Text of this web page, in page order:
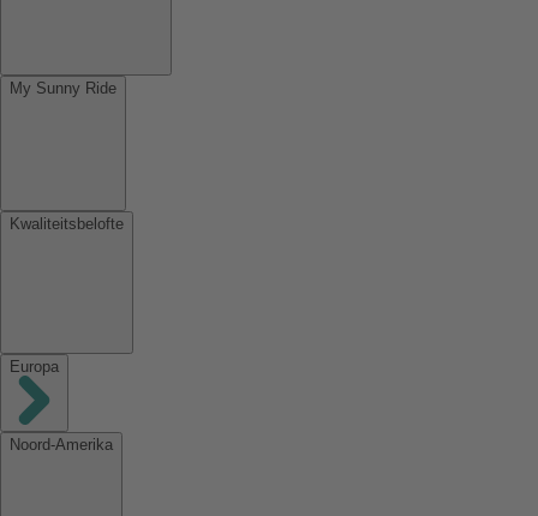
My Sunny Ride
Kwaliteitsbelofte
Europa
Noord-Amerika